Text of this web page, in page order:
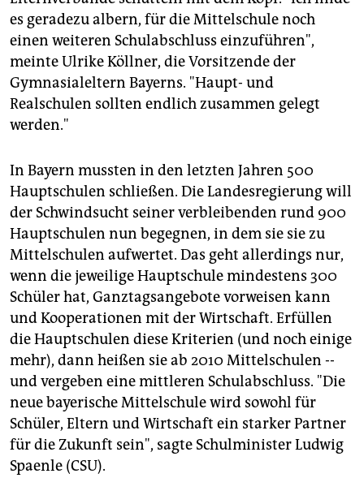
es geradezu albern, für die Mittelschule noch
einen weiteren Schulabschluss einzuführen",
meinte Ulrike Köllner, die Vorsitzende der
Gymnasialeltern Bayerns. "Haupt- und
Realschulen sollten endlich zusammen gelegt
werden."
In Bayern mussten in den letzten Jahren 500
Hauptschulen schließen. Die Landesregierung will
der Schwindsucht seiner verbleibenden rund 900
Hauptschulen nun begegnen, in dem sie sie zu
Mittelschulen aufwertet. Das geht allerdings nur,
wenn die jeweilige Hauptschule mindestens 300
Schüler hat, Ganztagsangebote vorweisen kann
und Kooperationen mit der Wirtschaft. Erfüllen
die Hauptschulen diese Kriterien (und noch einige
mehr), dann heißen sie ab 2010 Mittelschulen --
und vergeben eine mittleren Schulabschluss. "Die
neue bayerische Mittelschule wird sowohl für
Schüler, Eltern und Wirtschaft ein starker Partner
für die Zukunft sein", sagte Schulminister Ludwig
Spaenle (CSU).